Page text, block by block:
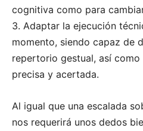
cognitiva como para
3.⁠ ⁠Adaptar la ejecución
momento, siendo capaz de
repertorio gestual, así como
precisa y acertada.
Al igual que una escalada
nos requerirá unos dedos